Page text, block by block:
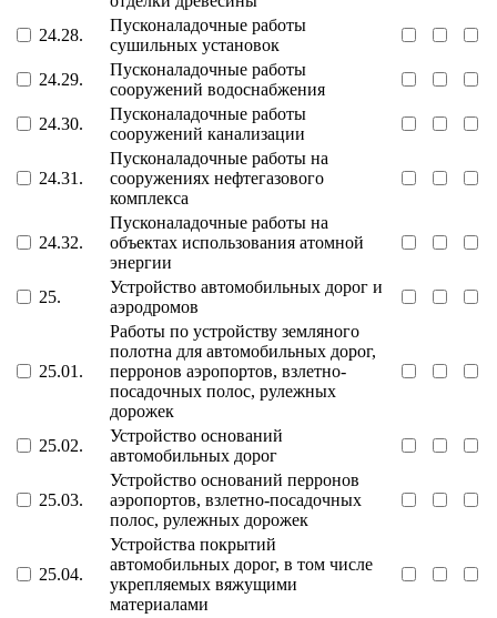
24.28.
Пусконаладочные работы
сушильных установок
24.29.
Пусконаладочные работы
сооружений водоснабжения
24.30.
Пусконаладочные работы
сооружений канализации
24.31.
Пусконаладочные работы на
сооружениях нефтегазового
комплекса
24.32.
Пусконаладочные работы на
объектах использования атомной
энергии
25.
Устройство автомобильных дорог и
аэродромов
25.01.
Работы по устройству земляного
полотна для автомобильных дорог,
перронов аэропортов, взлетно-
посадочных полос, рулежных
дорожек
25.02.
Устройство оснований
автомобильных дорог
25.03.
Устройство оснований перронов
аэропортов, взлетно-посадочных
полос, рулежных дорожек
25.04.
Устройства покрытий
автомобильных дорог, в том числе
укрепляемых вяжущими
материалами